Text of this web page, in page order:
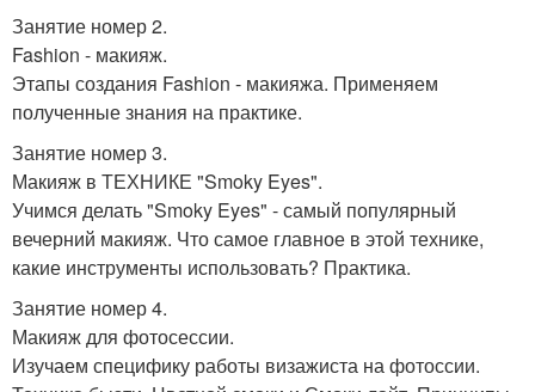
Занятие номер 2.
Fashion - макияж.
Этапы создания Fashion - макияжа. Применяем
полученные знания на практике.
Занятие номер 3.
Макияж в ТЕХНИКЕ "Smoky Eyes".
Учимся делать "Smoky Eyes" - самый популярный
вечерний макияж. Что самое главное в этой технике,
какие инструменты использовать? Практика.
Занятие номер 4.
Макияж для фотосессии.
Изучаем специфику работы визажиста на фотоссии.